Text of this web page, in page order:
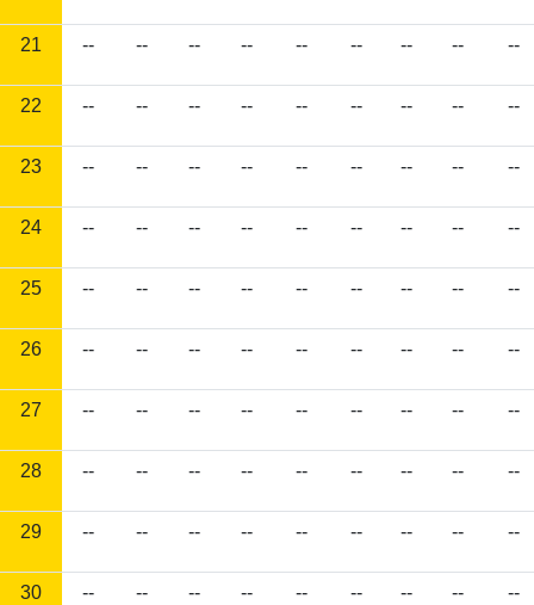
21 -- -- -- -- -- -- -- -- --
22 -- -- -- -- -- -- -- -- --
23 -- -- -- -- -- -- -- -- --
24 -- -- -- -- -- -- -- -- --
25 -- -- -- -- -- -- -- -- --
26 -- -- -- -- -- -- -- -- --
27 -- -- -- -- -- -- -- -- --
28 -- -- -- -- -- -- -- -- --
29 -- -- -- -- -- -- -- -- --
30 -- -- -- -- -- -- -- -- --